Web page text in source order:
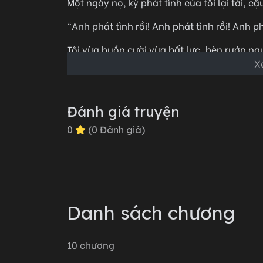
"Anh phát tình rồi! Anh phát tình rồi! Anh
Tôi vừa buồn cười vừa bất lực, bèn rướn
Ai mà ngờ được, cậu chàng Alpha thuần
"Là em phát tình rồi! Em phát tình rồi! Em
Đánh giá truyện
0 (0 Đánh giá)
Danh sách chương
10 chương